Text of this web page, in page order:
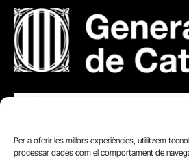
Per a oferir les millors experiències, utilitzem
processar dades com el comportament de